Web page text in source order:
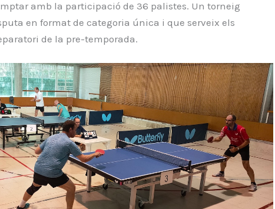
amb la participació de 36 palistes. Un torneig
en format de categoria única i que serveix els
de la pre-temporada.